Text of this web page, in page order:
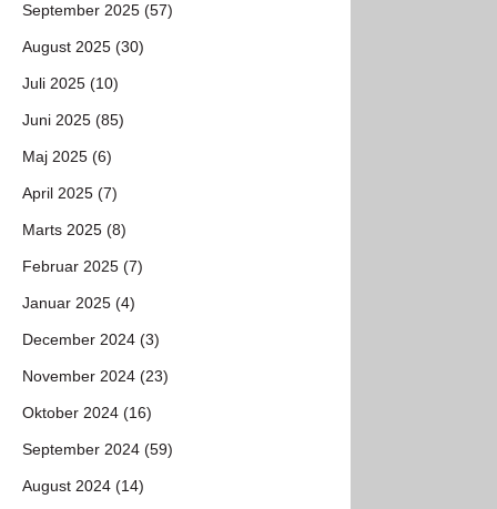
September 2025 (57)
August 2025 (30)
Juli 2025 (10)
Juni 2025 (85)
Maj 2025 (6)
April 2025 (7)
Marts 2025 (8)
Februar 2025 (7)
Januar 2025 (4)
December 2024 (3)
November 2024 (23)
Oktober 2024 (16)
September 2024 (59)
August 2024 (14)